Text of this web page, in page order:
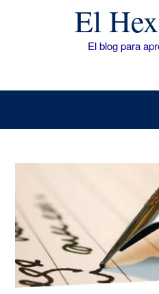
El
El blog para